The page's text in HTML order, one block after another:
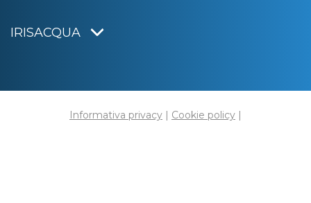
IRISACQUA
Informativa privacy | Cookie policy |